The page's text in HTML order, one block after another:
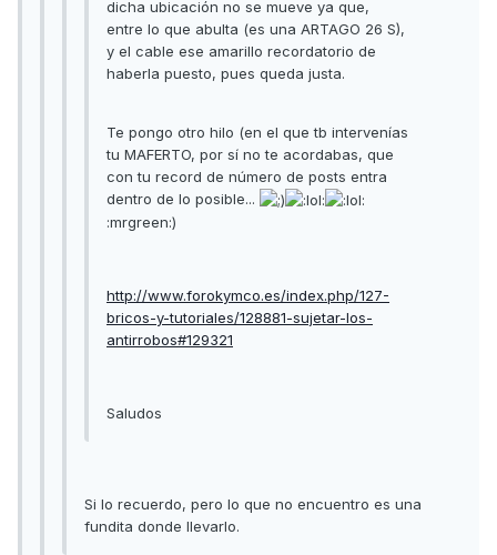
dicha ubicación no se mueve ya que,
entre lo que abulta (es una ARTAGO 26 S),
y el cable ese amarillo recordatorio de
haberla puesto, pues queda justa.
Te pongo otro hilo (en el que tb intervenías
tu MAFERTO, por sí no te acordabas, que
con tu record de número de posts entra
dentro de lo posible...
:mrgreen:)
http://www.forokymco.es/index.php/127-
bricos-y-tutoriales/128881-sujetar-los-
antirrobos#129321
Saludos
Si lo recuerdo, pero lo que no encuentro es una
fundita donde llevarlo.